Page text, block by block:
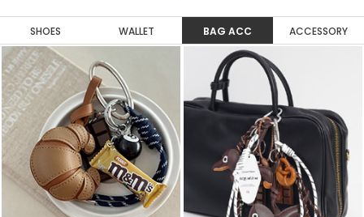
SHOES WALLET BAG ACC ACCESSORY